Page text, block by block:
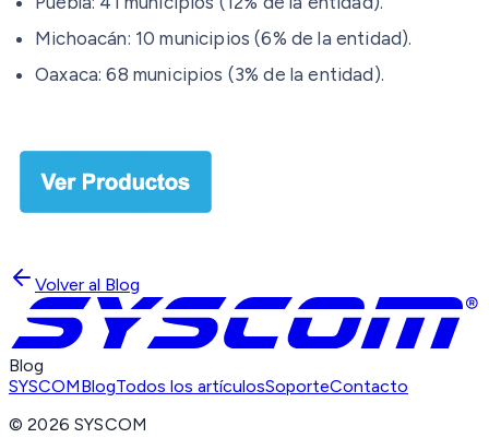
Michoacán: 10 municipios (6% de la entidad).
Oaxaca: 68 municipios (3% de la entidad).
Volver al Blog
Blog
SYSCOMBlogTodos los artículosSoporteContacto
©2026 SYSCOM